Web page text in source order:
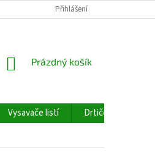
Přihlášení
NÁKUPNÍ
Prázdný košík
Vysavače listí Drtiče větví